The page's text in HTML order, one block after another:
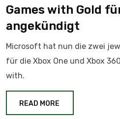
Games with Gold
angekündigt
Microsoft hat nun die zwei
für die Xbox One und Xbox
with.
READ MORE